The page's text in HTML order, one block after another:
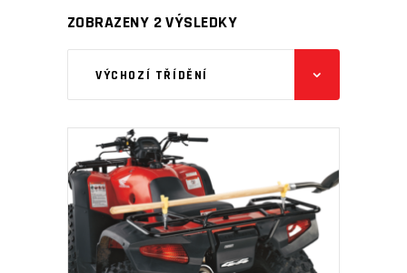
ZOBRAZENY 2 VÝSLEDKY
VÝCHOZÍ TŘÍDĚNÍ
PŘIDAT DO KOŠÍKU